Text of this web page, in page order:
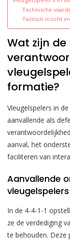
Technische
Tactisch inzicht
Wat zijn
formatie?
Vleugelspelers in
aanvallende als
aanval, het
faciliteren van
Aanvallende
vleugelspelers
In de 4-4-1-1
ze de verdediging
te behouden.